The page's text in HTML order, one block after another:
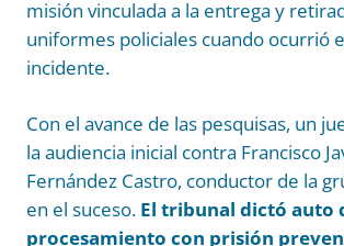
misión vinculada a la entrega y
uniformes policiales cuando ocurrió
incidente.
Con el avance de las pesquisas, un
la audiencia inicial contra Francisco
Fernández Castro, conductor de la
en el suceso. El tribunal dictó auto
procesamiento con prisión